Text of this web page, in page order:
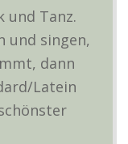
und Tanz.
und singen,
dann
Latein